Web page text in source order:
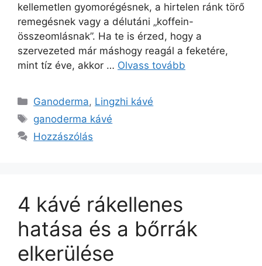
kellemetlen gyomorégésnek, a hirtelen ránk törő
remegésnek vagy a délutáni „koffein-
összeomlásnak”. Ha te is érzed, hogy a
szervezeted már máshogy reagál a feketére,
mint tíz éve, akkor … Olvass tovább
Kategória
Ganoderma, Lingzhi kávé
Címkék
ganoderma kávé
Hozzászólás
4 kávé rákellenes
hatása és a bőrrák
elkerülése